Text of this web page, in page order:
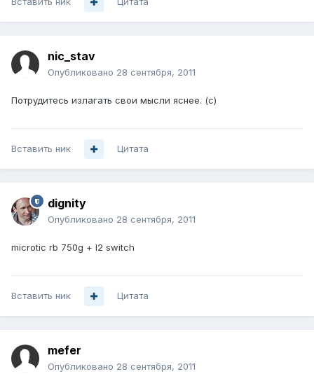
nic_stav
Опубликовано 28 сентября, 2011
Потрудитесь излагать свои мысли яснее. (с)
Вставить ник Цитата
dignity
Опубликовано 28 сентября, 2011
microtic rb 750g + l2 switch
Вставить ник Цитата
mefer
Опубликовано 28 сентября, 2011